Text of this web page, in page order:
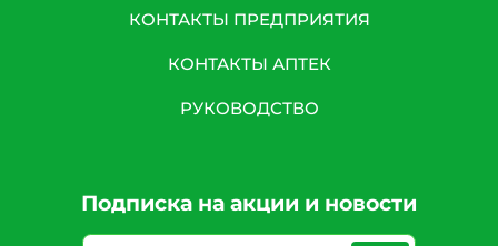
КОНТАКТЫ ПРЕДПРИЯТИЯ
КОНТАКТЫ АПТЕК
РУКОВОДСТВО
Подписка на акции и новости